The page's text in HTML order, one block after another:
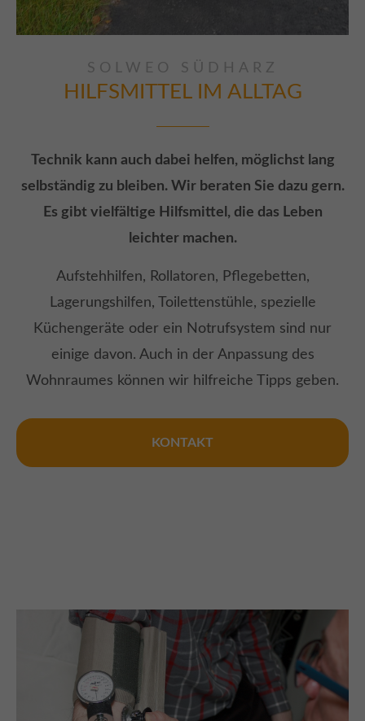
SOLWEO SÜDHARZ
HILFSMITTEL IM ALLTAG
Technik kann auch dabei helfen, möglichst lang
selbständig zu bleiben. Wir beraten Sie dazu gern.
Es gibt vielfältige Hilfsmittel, die das Leben
leichter machen.
Aufstehhilfen, Rollatoren, Pflegebetten,
Lagerungshilfen, Toilettenstühle, spezielle
Küchengeräte oder ein Notrufsystem sind nur
einige davon. Auch in der Anpassung des
Wohnraumes können wir hilfreiche Tipps geben.
KONTAKT